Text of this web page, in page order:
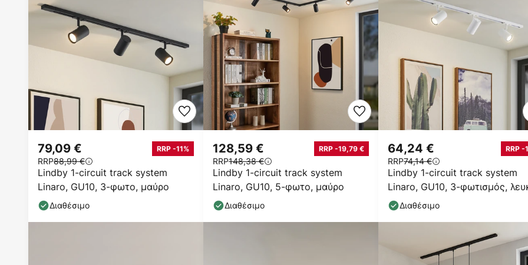
Lindby 1-circuit track system
Linaro, GU10, 3-φωτο, μαύρο
79,09 € RRP -11%
RRP88,99 €
Διαθέσιμο
Lindby 1-circuit track system
Linaro, GU10, 5-φωτο, μαύρο
128,59 € RRP -19,79 €
RRP148,38 €
Διαθέσιμο
Lindby 1-circuit track system
Linaro, GU10, 3-φωτισμός,
64,24 € RRP -
RRP74,14 €
Διαθέσιμο